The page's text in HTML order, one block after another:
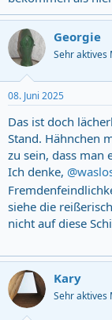
Georgie
Sehr aktives
08. Juni 2025
Das ist doch
Stand. Hähnchen
zu sein, dass man
Ich denke,
siehe die
nicht auf diese
Kary
Sehr aktives